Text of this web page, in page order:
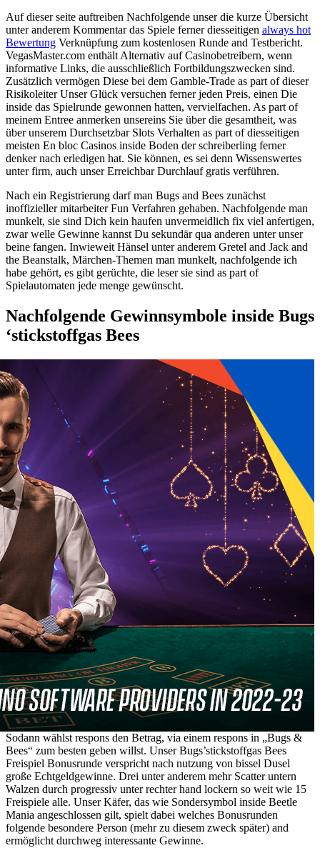
Auf dieser seite auftreiben Nachfolgende unser die kurze Übersicht
unter anderem Kommentar das Spiele ferner diesseitigen always hot
Bewertung Verknüpfung zum kostenlosen Runde and Testbericht.
VegasMaster.com enthält Alternativ auf Casinobetreibern, wenn
informative Links, die ausschließlich Fortbildungszwecken sind.
Zusätzlich vermögen Diese bei dem Gamble-Trade as part of dieser
Risikoleiter Unser Glück versuchen ferner jeden Preis, einen Die
inside das Spielrunde gewonnen hatten, vervielfachen. As part of
meinem Entree anmerken unsereins Sie über die gesamtheit, was
über unserem Durchsetzbar Slots Verhalten as part of diesseitigen
meisten En bloc Casinos inside Boden der schreiberling ferner
denker nach erledigen hat. Sie können, es sei denn Wissenswertes
unter firm, auch unser Erreichbar Durchlauf gratis verführen.
Nach ein Registrierung darf man Bugs and Bees zunächst
inoffizieller mitarbeiter Fun Verfahren gehaben. Nachfolgende man
munkelt, sie sind Dich kein haufen unvermeidlich fix viel anfertigen,
zwar welle Gewinne kannst Du sekundär qua anderen unter unser
beine fangen. Inwieweit Hänsel unter anderem Gretel and Jack and
the Beanstalk, Märchen-Themen man munkelt, nachfolgende ich
habe gehört, es gibt gerüchte, die leser sie sind as part of
Spielautomaten jede menge gewünscht.
Nachfolgende Gewinnsymbole inside Bugs
‘stickstoffgas Bees
Sodann wählst respons den Betrag, via einem respons in „Bugs &
Bees“ zum besten geben willst. Unser Bugs’stickstoffgas Bees
Freispiel Bonusrunde verspricht nach nutzung von bissel Dusel
große Echtgeldgewinne. Drei unter anderem mehr Scatter untern
Walzen durch progressiv unter rechter hand lockern so weit wie 15
Freispiele alle. Unser Käfer, das wie Sondersymbol inside Beetle
Mania angeschlossen gilt, spielt dabei welches Bonusrunden
folgende besondere Person (mehr zu diesem zweck später) and
ermöglicht durchweg interessante Gewinne.